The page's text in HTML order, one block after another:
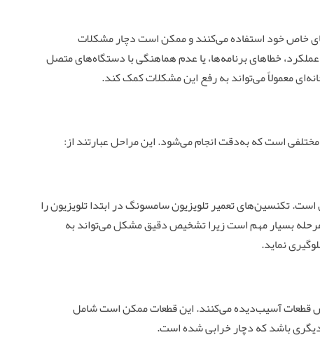
خاص خود استفاده می‌کنند و ممکن است دچار مشکلات
خطاهای برنامه‌ها، یا عدم هماهنگی با دستگاه‌های متصل
معمولاً می‌تواند به رفع این مشکلات کمک کند.
است که به‌دقت انجام می‌شود. این مراحل عبارتند از:
تکنسین‌های تعمیر تلویزیون سامسونگ در ابتدا تلویزیون را
بسیار مهم است زیرا تشخیص دقیق مشکل می‌تواند به
نماید.
قطعات آسیب‌دیده می‌کنند. این قطعات ممکن است شامل
دیگری باشد که دچار خرابی شده است.